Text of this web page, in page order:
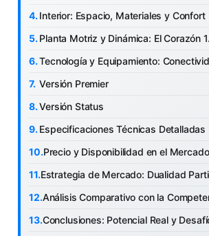
Interior: Espacio, Materiales y Confort
Planta Motriz y Dinámica: El Corazón
Tecnología y Equipamiento:
Versión Premier
Versión Status
Especificaciones Técnicas Detalladas
Precio y Disponibilidad en el
Estrategia de Mercado: Dualidad
Análisis Comparativo con la
Conclusiones: Potencial Real y